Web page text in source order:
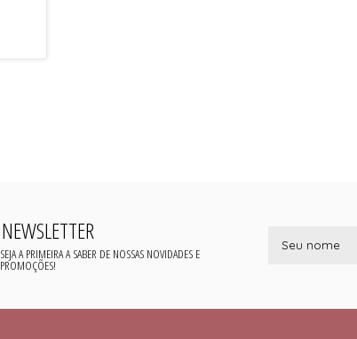
NEWSLETTER
SEJA A PRIMEIRA A SABER DE NOSSAS NOVIDADES E
PROMOÇÕES!